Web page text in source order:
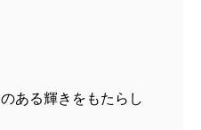
ある輝きをもたらし